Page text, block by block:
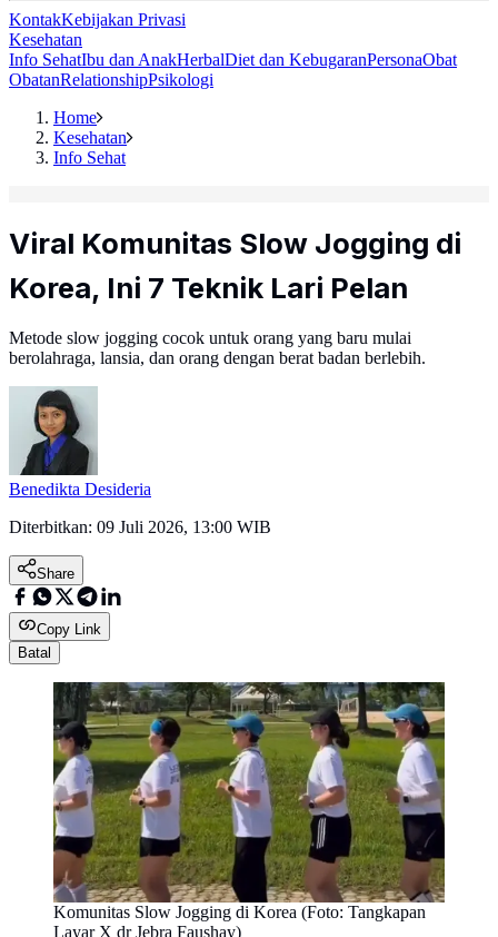
KontakKebijakan Privasi
Kesehatan
Info SehatIbu dan AnakHerbalDiet dan KebugaranPersonaObat
ObatanRelationshipPsikologi
Home
Kesehatan
Info Sehat
Viral Komunitas Slow Jogging di
Korea, Ini 7 Teknik Lari Pelan
Metode slow jogging cocok untuk orang yang baru mulai
berolahraga, lansia, dan orang dengan berat badan berlebih.
Benedikta Desideria
Diterbitkan: 09 Juli 2026, 13:00 WIB
Share
Copy Link
Batal
Komunitas Slow Jogging di Korea (Foto: Tangkapan
Layar X dr Jebra Faushay)